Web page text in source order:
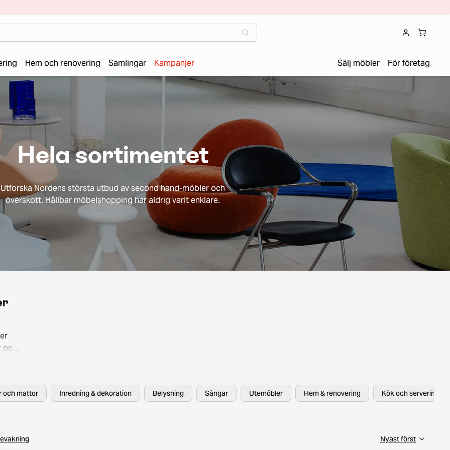
Hem och renovering Samlingar Kampanjer Sälj möbler För företag
Hela sortimentet
Utforska Nordens största utbud av second hand-möbler och
överskott. Hållbar möbelshopping har aldrig varit enklare.
och
att
och mattor Inredning & dekoration Belysning Sängar Utemöbler Hem & renovering Kök och servering